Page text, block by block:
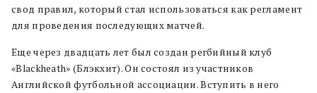
свод правил, который стал использоваться как регламент
для проведения последующих матчей.
Еще через двадцать лет был создан регбийный клуб
«Blackheath» (Блэкхит). Он состоял из участников
Английской футбольной ассоциации. Вступить в него